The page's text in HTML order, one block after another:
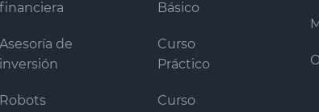
financiera
Asesoría de
inversión
Robots
Básico
Curso
Práctico
Curso